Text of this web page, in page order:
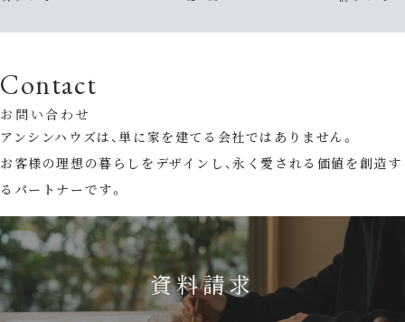
Contact
お問い合わせ
アンシンハウズは、単に家を建てる会社ではありません。
お客様の理想の暮らしをデザインし、永く愛される価値を創造す
るパートナーです。
資料請求